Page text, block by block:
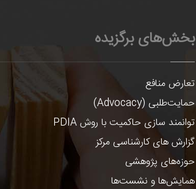
بخش‌های برگزیده
تعارض منافع
حمایت‌طلبی (Advocacy)
توانمند سازی حاکمیت با روش PDIA
گزارش های کارشناسی مرکز
حوزه‌های پژوهشی
همایش‌ها و نشست‌ها